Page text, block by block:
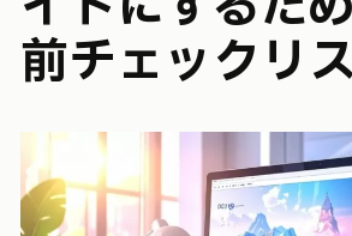
前チェックリ